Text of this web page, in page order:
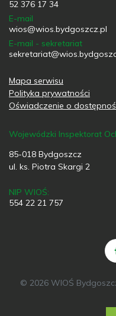
52 376 17 34
E-mail
wios@wios.bydgoszcz.pl
E-mail - sekretariat
Mapa serwisu
Polityka prywatności
Oświadczenie o
Wojewódzki Inspektorat
85-018 Bydgoszcz
ul. ks. Piotra Skargi 2
NIP WIOŚ:
554 22 21 757
© 2026 WIOŚ